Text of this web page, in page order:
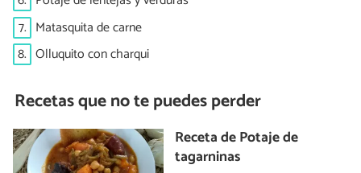
7. Matasquita de carne
8. Olluquito con charqui
Recetas que no te puedes perder
Receta de Potaje de
tagarninas